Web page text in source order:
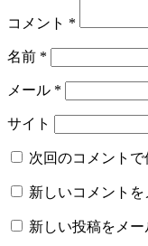
コメント *
名前 *
メール *
サイト
次回のコメント
新しいコメント
新しい投稿をメ